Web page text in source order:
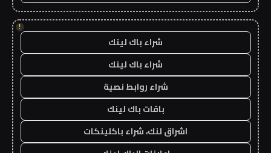
!
شراء باك لينك
شراء باك لينك
شراء روابط نصية
باقات باك لينك
اشراق لنك، شراء باكلينكات